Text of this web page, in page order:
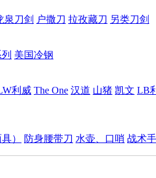
泉刀剑 户撒刀 拉孜藏刀 另类刀剑
美国冷钢
利威 The One 汉道 山猪 凯文 LB
） 防身腰带刀 水壶、口哨 战术